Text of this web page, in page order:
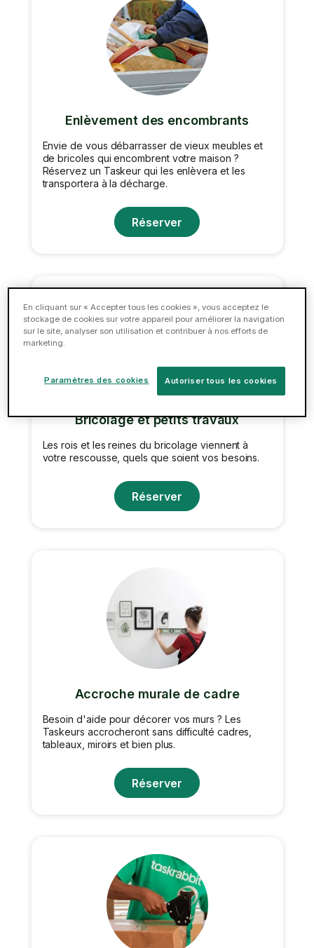
Enlèvement des encombrants
Envie de vous débarrasser de vieux meubles et
de bricoles qui encombrent votre maison ?
Réservez un Taskeur qui les enlèvera et les
transportera à la décharge.
Réserver
Bricolage et petits travaux
Les rois et les reines du bricolage viennent à
votre rescousse, quels que soient vos besoins.
Réserver
Accroche murale de cadre
Besoin d'aide pour décorer vos murs ? Les
Taskeurs accrocheront sans difficulté cadres,
tableaux, miroirs et bien plus.
Réserver
En cliquant sur « Accepter tous les cookies », vous acceptez le
stockage de cookies sur votre appareil pour améliorer la navigation
sur le site, analyser son utilisation et contribuer à nos efforts de
marketing.
Autoriser tous les cookies
Paramètres des cookies